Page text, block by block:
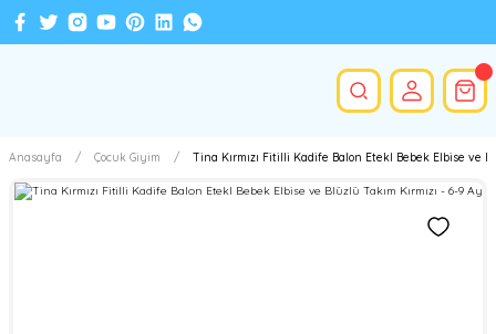
Anasayfa Çocuk Giyim Tina Kırmızı Fitilli Kadife Balon Etekl Bebek Elbise ve